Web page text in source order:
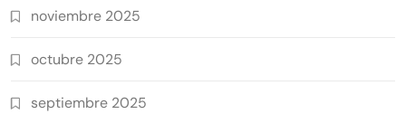
noviembre 2025
octubre 2025
septiembre 2025